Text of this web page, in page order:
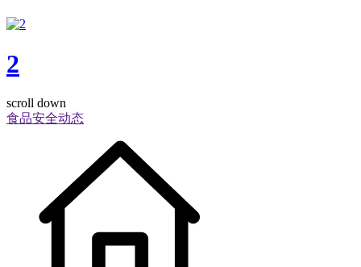
2
scroll down
食品安全动态